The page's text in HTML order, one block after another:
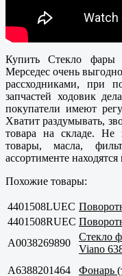
Купить Стекло
Мерседес очень
рассходниками, при
запчастей ходовик
покупатели имеют
Хватит раздумывать,
товара на складе. Не
товары, масла,
ассортименте находятся
Похожие товары:
4401508LUEC
4401508RUEC
A0038269890
Стекло
Viano
A6388201464 Фонарь